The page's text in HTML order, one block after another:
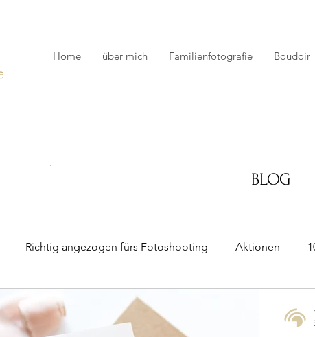
Home über mich Familienfotografie Boudoir
BLOG
Richtig angezogen fürs Fotoshooting Aktionen